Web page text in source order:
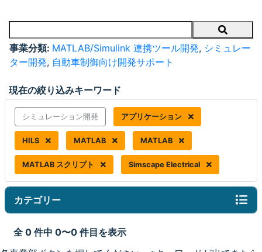
Search
事業分類: MATLAB/Simulink 連携ツール開発, シミュレー
ター開発, 自動車制御向け開発サポート
現在の絞り込みキーワード
シミュレーション開発 アプリケーション
HILS MATLAB MATLAB
MATLAB スクリプト Simscape Electrical
カテゴリー
全 0 件中 0〜0 件目を表示